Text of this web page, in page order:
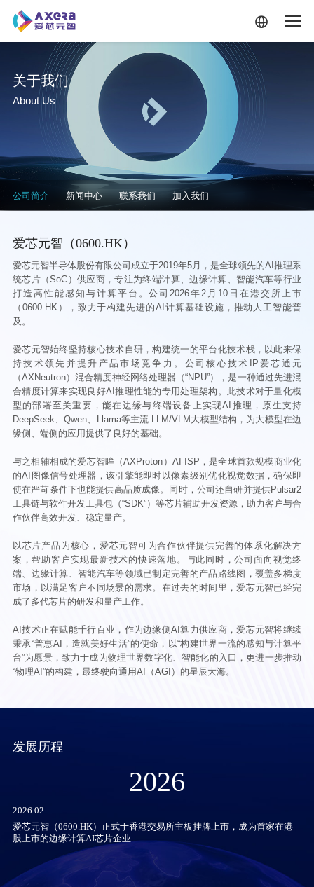
关于我们
About Us
关于我们·二级菜单
公司简介 新闻中心 联系我们 加入我们
爱芯元智（0600.HK）
爱芯元智半导体股份有限公司成立于2019年5月，是全球领先的AI推理系
统芯片（SoC）供应商，专注为终端计算、边缘计算、智能汽车等行业
打造高性能感知与计算平台。公司2026年2月10日在港交所上市
（0600.HK），致力于构建先进的AI计算基础设施，推动人工智能普
及。
爱芯元智始终坚持核心技术自研，构建统一的平台化技术栈，以此来保
持技术领先并提升产品市场竞争力。公司核心技术IP爱芯通元
（AXNeutron）混合精度神经网络处理器（“NPU”），是一种通过先进混
合精度计算来实现良好AI推理性能的专用处理架构。此技术对于量化模
型的部署至关重要，能在边缘与终端设备上实现AI推理，原生支持
DeepSeek、Qwen、Llama等主流 LLM/VLM大模型结构，为大模型在边
缘侧、端侧的应用提供了良好的基础。
与之相辅相成的爱芯智眸（AXProton）AI-ISP，是全球首款规模商业化
的AI图像信号处理器，该引擎能即时以像素级别优化视觉数据，确保即
使在严苛条件下也能提供高品质成像。同时，公司还自研并提供Pulsar2
工具链与软件开发工具包（“SDK”）等芯片辅助开发资源，助力客户与合
作伙伴高效开发、稳定量产。
以芯片产品为核心，爱芯元智可为合作伙伴提供完善的体系化解决方
案，帮助客户实现最新技术的快速落地。与此同时，公司面向视觉终
端、边缘计算、智能汽车等领域已制定完善的产品路线图，覆盖多梯度
市场，以满足客户不同场景的需求。在过去的时间里，爱芯元智已经完
成了多代芯片的研发和量产工作。
AI技术正在赋能千行百业，作为边缘侧AI算力供应商，爱芯元智将继续
秉承“普惠AI，造就美好生活”的使命，以“构建世界一流的感知与计算平
台”为愿景，致力于成为物理世界数字化、智能化的入口，更进一步推动
“物理AI”的构建，最终驶向通用AI（AGI）的星辰大海。
发展历程
2026
2026.02
爱芯元智（0600.HK）正式于香港交易所主板挂牌上市，成为首家在港
股上市的边缘计算AI芯片企业